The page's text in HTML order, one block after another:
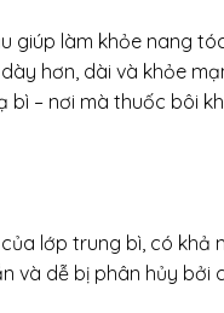
giúp làm khỏe nang
hơn, dài và khỏe
– nơi mà thuốc bôi
lớp trung bì, có khả
và dễ bị phân hủy bởi